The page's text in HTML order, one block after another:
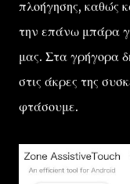
πλοήγησης, καθώς
την επάνω μπάρα
μας. Στα γρήγορα
στις άκρες της
φτάσουμε.